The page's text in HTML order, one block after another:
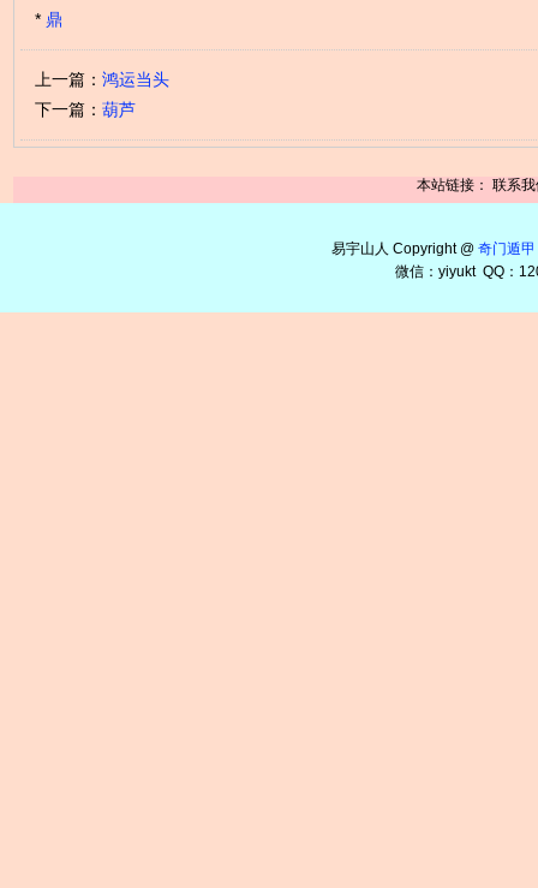
* 鼎
上一篇： 鸿运当头
下一篇： 葫芦
本站链接： 联系我
易宇山人 Copyright @ 奇门遁甲
微信：yiyukt QQ：